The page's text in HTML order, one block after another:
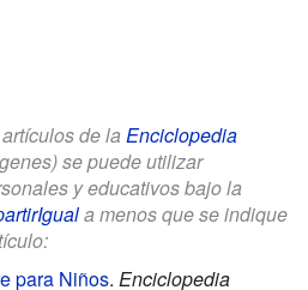
de la Enciclopedia
se puede utilizar
y educativos bajo la
a menos que se indique
para Niños. Enciclopedia